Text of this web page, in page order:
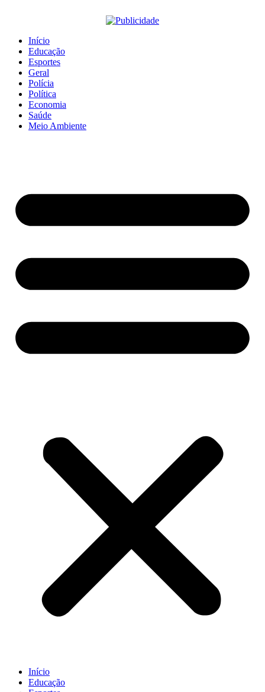
Início
Educação
Esportes
Geral
Polícia
Política
Economia
Saúde
Meio Ambiente
Início
Educação